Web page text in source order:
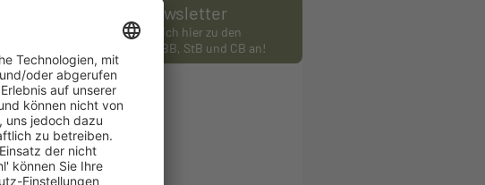
Newsletter
Melden Sie sich hier zu den
Newslettern des BB, StB und CB an!